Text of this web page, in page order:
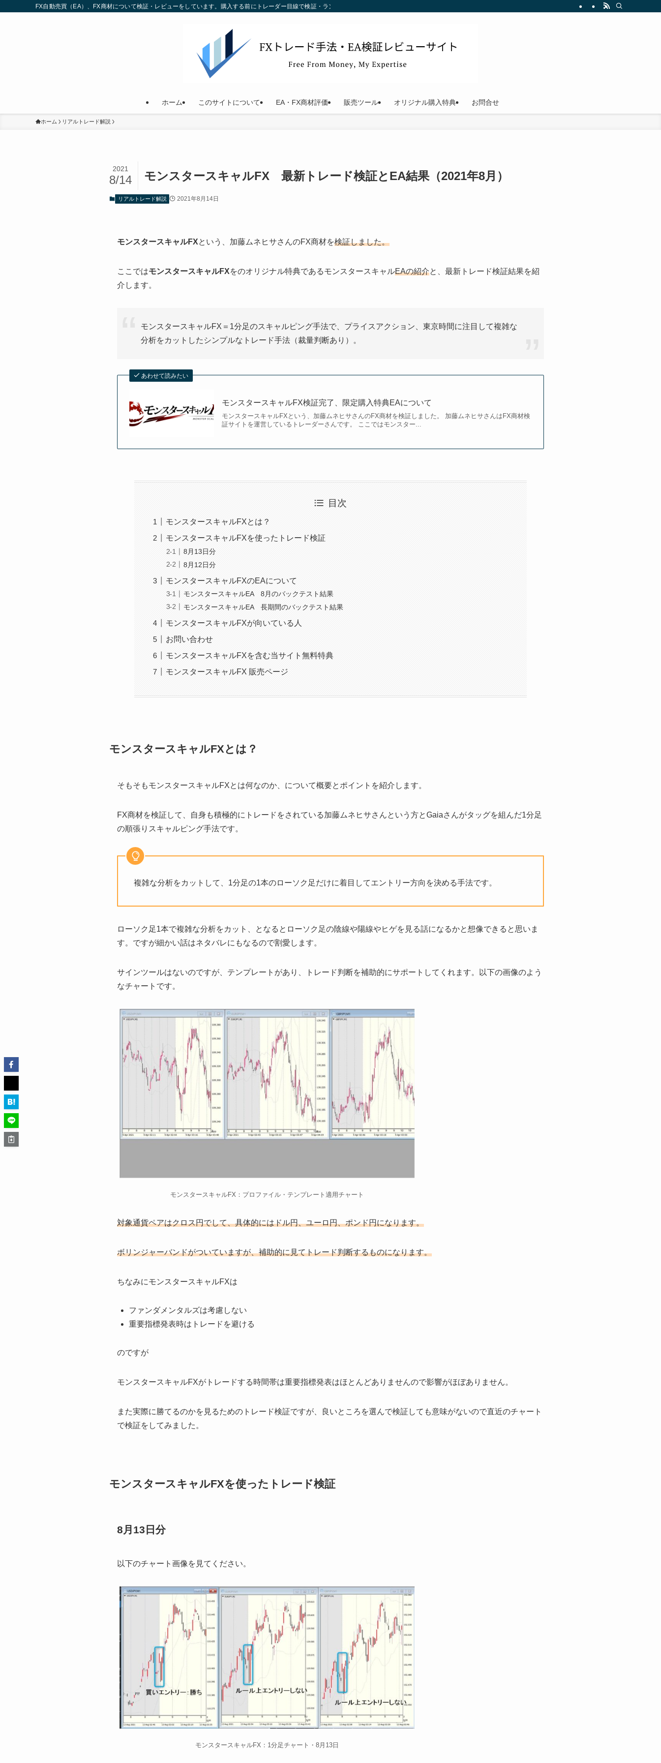
FX自動売買（EA）、FX商材について検証・レビューをしています。購入する前にトレーダー目線で検証・ランキング化している当サイトをご利用ください
ホーム このサイトについて EA・FX商材評価 販売ツール オリジナル購入特典 お問合せ
ホーム リアルトレード解説
モンスタースキャルFX 最新トレード検証とEA結果（2021年8月）
2021
8/14
リアルトレード解説 2021年8月14日
モンスタースキャルFXという、加藤ムネヒサさんのFX商材を検証しました。
ここではモンスタースキャルFXをのオリジナル特典であるモンスタースキャルEAの紹介と、最新トレード検証結果を紹
介します。
モンスタースキャルFX＝1分足のスキャルピング手法で、プライスアクション、東京時間に注目して複雑な
分析をカットしたシンプルなトレード手法（裁量判断あり）。
あわせて読みたい
モンスタースキャルFX検証完了、限定購入特典EAについて
モンスタースキャルFXという、加藤ムネヒサさんのFX商材を検証しました。 加藤ムネヒサさんはFX商材検
証サイトを運営しているトレーダーさんです。 ここではモンスター...
目次
モンスタースキャルFXとは？
モンスタースキャルFXを使ったトレード検証
8月13日分
8月12日分
モンスタースキャルFXのEAについて
モンスタースキャルEA 8月のバックテスト結果
モンスタースキャルEA 長期間のバックテスト結果
モンスタースキャルFXが向いている人
お問い合わせ
モンスタースキャルFXを含む当サイト無料特典
モンスタースキャルFX 販売ページ
モンスタースキャルFXとは？
そもそもモンスタースキャルFXとは何なのか、について概要とポイントを紹介します。
FX商材を検証して、自身も積極的にトレードをされている加藤ムネヒサさんという方とGaiaさんがタッグを組んだ1分足
の順張りスキャルピング手法です。
複雑な分析をカットして、1分足の1本のローソク足だけに着目してエントリー方向を決める手法です。
ローソク足1本で複雑な分析をカット、となるとローソク足の陰線や陽線やヒゲを見る話になるかと想像できると思いま
す。ですが細かい話はネタバレにもなるので割愛します。
サインツールはないのですが、テンプレートがあり、トレード判断を補助的にサポートしてくれます。以下の画像のよう
なチャートです。
モンスタースキャルFX：プロファイル・テンプレート適用チャート
対象通貨ペアはクロス円でして、具体的にはドル円、ユーロ円、ポンド円になります。
ボリンジャーバンドがついていますが、補助的に見てトレード判断するものになります。
ちなみにモンスタースキャルFXは
ファンダメンタルズは考慮しない
重要指標発表時はトレードを避ける
のですが
モンスタースキャルFXがトレードする時間帯は重要指標発表はほとんどありませんので影響がほぼありません。
また実際に勝てるのかを見るためのトレード検証ですが、良いところを選んで検証しても意味がないので直近のチャート
で検証をしてみました。
モンスタースキャルFXを使ったトレード検証
8月13日分
以下のチャート画像を見てください。
モンスタースキャルFX：1分足チャート・8月13日